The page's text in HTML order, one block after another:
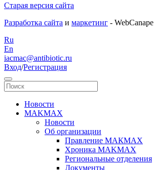
Старая версия сайта
Разработка сайта и маркетинг - WebCanape
Ru
En
iacmac@antibiotic.ru
Вход/Регистрация
Новости
MAKMAX
Новости
Об организации
Правление МАКМАХ
Хроника MAKMAX
Региональные отделения
Документы